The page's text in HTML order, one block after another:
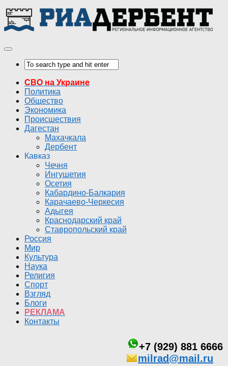
СВО на Украине
Политика
Общество
Экономика
Происшествия
Дагестан
Махачкала
Дербент
Кавказ
Чечня
Ингушетия
Осетия
Кабардино-Балкария
Карачаево-Черкесия
Адыгея
Краснодарский край
Ставропольский край
Россия
Мир
Культура
Наука
Религия
Спорт
Взгляд
Блоги
РЕКЛАМА
Контакты
+7 (929) 881 6666
milrad@mail.ru